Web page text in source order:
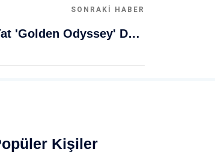
SONRAKI HABER
Muğla Bodrum'da Lüks Süper Yat 'Golden Odyssey' Demirledi
Kişiler